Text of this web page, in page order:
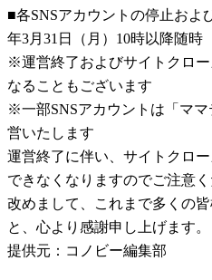
■各SNSアカウントの停止およ
年3月31日（月）10時以降随時
※運営終了およびサイトクロ
なることもございます
※一部SNSアカウントは「マ
営いたします
運営終了に伴い、サイトクロ
できなくなりますのでご注意く
改めまして、これまで多くの
と、心より感謝申し上げます。
提供元：コノビー編集部